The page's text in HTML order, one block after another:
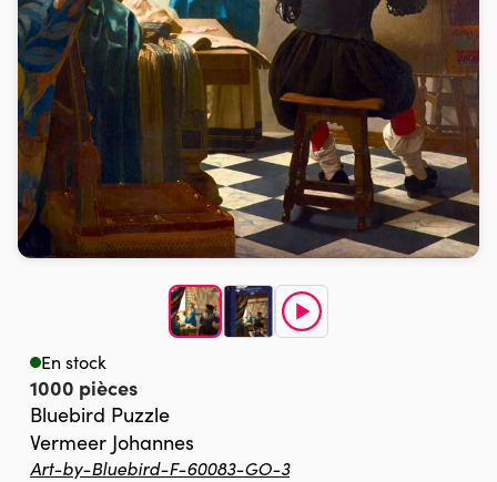
En stock
1000 pièces
Bluebird Puzzle
Vermeer Johannes
Art-by-Bluebird-F-60083-GO-3